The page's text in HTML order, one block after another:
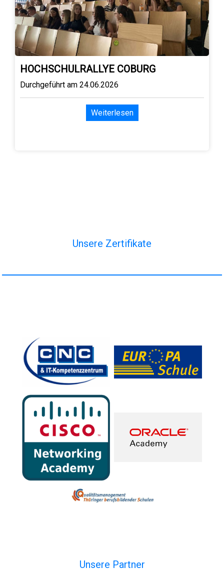
HOCHSCHULRALLYE COBURG
Durchgeführt am 24.06.2026
Weiterlesen
Unsere Zertifikate
Unsere Partner